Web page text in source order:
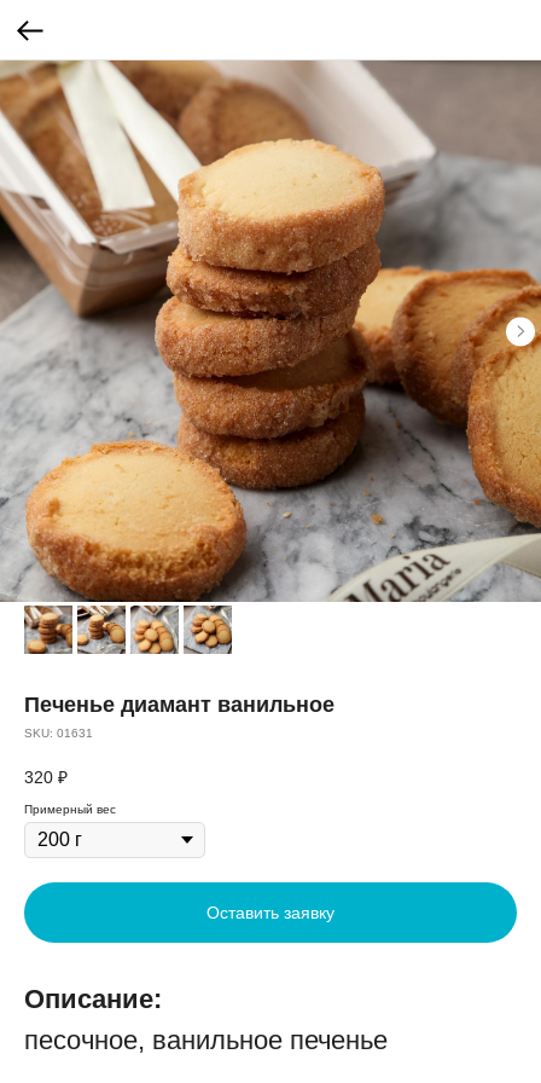
Печенье диамант ванильное
SKU: 01631
320 ₽
Примерный вес
Оставить заявку
Описание:
песочное, ванильное печенье